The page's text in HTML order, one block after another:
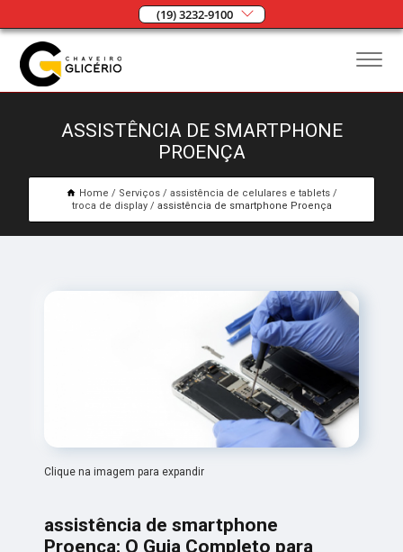
(19) 3232-9100
ASSISTÊNCIA DE SMARTPHONE
PROENÇA
Home Serviços
assistência de celulares e tablets
troca de display
assistência de smartphone Proença
Clique na imagem para expandir
assistência de smartphone
Proença: O Guia Completo para